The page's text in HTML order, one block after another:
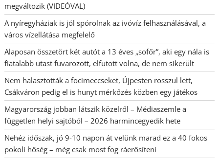
megváltozik (VIDEÓVAL)
A nyíregyháziak is jól spórolnak az ivóvíz felhasználásával, a
város vízellátása megfelelő
Alaposan összetört két autót a 13 éves „sofőr”, aki egy nála is
fiatalabb utast fuvarozott, elfutott volna, de nem sikerült
Nem halasztották a focimeccseket, Újpesten rosszul lett,
Csákváron pedig el is hunyt mérkőzés közben egy játékos
Magyarország jobban látszik közelről – Médiaszemle a
független helyi sajtóból – 2026 harmincegyedik hete
Nehéz időszak, jó 9-10 napon át velünk marad ez a 40 fokos
pokoli hőség – még csak most fog ráerősíteni